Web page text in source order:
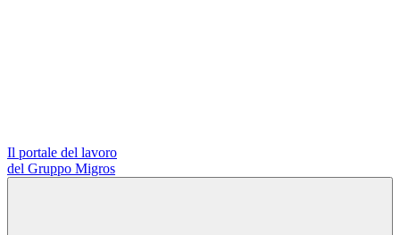
Il portale del lavoro
del Gruppo Migros